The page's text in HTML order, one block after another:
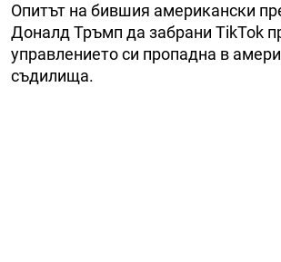
Опитът на бившия американски
Доналд Тръмп да забрани TikTok
управлението си пропадна в
съдилища.